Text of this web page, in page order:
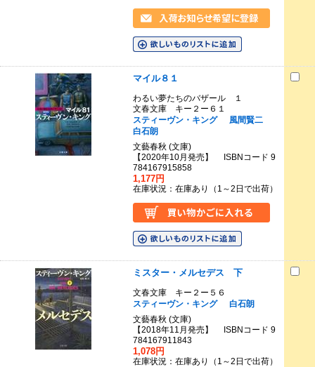
マイル８１
わるい夢たちのバザール １
文春文庫 キー２ー６１
スティーヴン・キング
風間賢二
白石朗
文藝春秋 (文庫)
【2020年10月発売】 ISBNコード 9
784167915858
1,177円
在庫状況：在庫あり（1～2日で出荷）
ミスター・メルセデス 下
文春文庫 キー２ー５６
スティーヴン・キング
白石朗
文藝春秋 (文庫)
【2018年11月発売】 ISBNコード 9
784167911843
1,078円
在庫状況：在庫あり（1～2日で出荷）